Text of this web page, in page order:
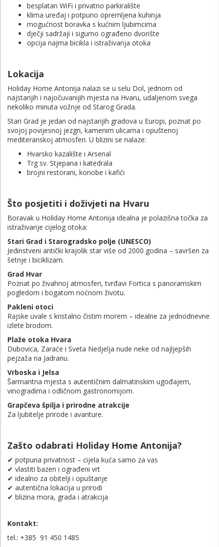
besplatan WiFi i privatno parkiralište
klima uređaj i potpuno opremljena kuhinja
mogućnost boravka s kućnim ljubimcima
dječji sadržaji i sigurno ograđeno dvorište
opcija najma bicikla i istraživanja otoka
Lokacija
Holiday Home Antonija nalazi se u selu Dol, jednom od
najstarijih i najočuvanijih mjesta na Hvaru, udaljenom svega
nekoliko minuta vožnje od Starog Grada.
Stari Grad je jedan od najstarijih gradova u Europi, poznat po
svojoj povijesnoj jezgri, kamenim ulicama i opuštenoj
mediteranskoj atmosferi. U blizini se nalaze:
Hvarsko kazalište i Arsenal
Trg sv. Stjepana i katedrala
brojni restorani, konobe i kafići
Što posjetiti i doživjeti na Hvaru
Boravak u Holiday Home Antonija idealna je polazišna točka za
istraživanje cijelog otoka:
Stari Grad i Starogradsko polje (UNESCO)
Jedinstveni antički krajolik star više od 2000 godina – savršen za
šetnje i biciklizam.
Grad Hvar
Poznat po živahnoj atmosferi, tvrđavi Fortica s panoramskim
pogledom i bogatom noćnom životu.
Pakleni otoci
Rajske uvale s kristalno čistim morem – idealne za jednodnevne
izlete brodom.
Plaže otoka Hvara
Dubovica, Zaraće i Sveta Nedjelja nude neke od najljepših
pejzaža na Jadranu.
Vrboska i Jelsa
Šarmantna mjesta s autentičnim dalmatinskim ugođajem,
vinogradima i odličnom gastronomijom.
Grapčeva špilja i prirodne atrakcije
Za ljubitelje prirode i avanture.
Zašto odabrati Holiday Home Antonija?
✔ potpuna privatnost – cijela kuća samo za vas
✔ vlastiti bazen i ograđeni vrt
✔ idealno za obitelji i opuštanje
✔ autentična lokacija u prirodi
✔ blizina mora, grada i atrakcija
Kontakt:
tel.: +385 91 450 1485